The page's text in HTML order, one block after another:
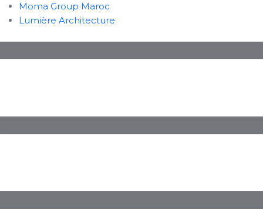
Moma Group Maroc
Lumière Architecture